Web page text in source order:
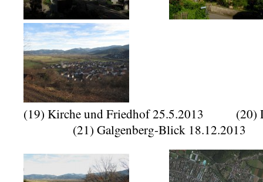
(19) Kirche und Friedhof
(21) Galgenberg-Blick 18.12.2013